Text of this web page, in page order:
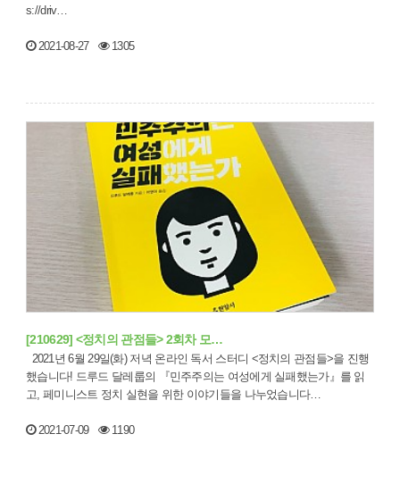
s://driv…
2021-08-27 1305
[210629] <정치의 관점들> 2회차 모…
했습니다! 드루드 달레룹의 『민주주의는 여성에게 실패했는가』를 읽
고, 페미니스트 정치 실현을 위한 이야기들을 나누었습니다…
2021-07-09 1190